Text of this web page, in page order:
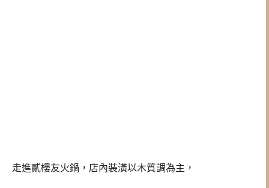
走進貳樓友火鍋，店內裝潢以木質調為主，